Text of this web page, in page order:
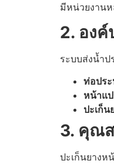
มีหน่วยงาน
2. องค์
ระบบส่งน้ำ
ท่อปร
หน้าแ
ปะเก็
3. คุณ
ปะเก็นยาง